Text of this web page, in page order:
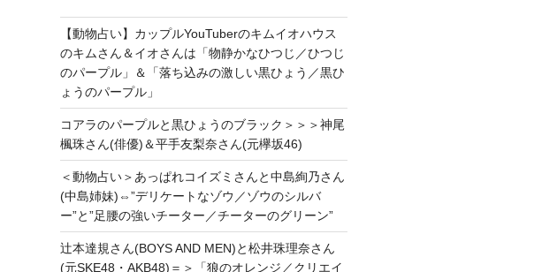
【動物占い】カップルYouTuberのキムイオハウス
のキムさん＆イオさんは「物静かなひつじ／ひつじ
のパープル」＆「落ち込みの激しい黒ひょう／黒ひ
ょうのパープル」
コアラのパープルと黒ひょうのブラック＞＞＞神尾
楓珠さん(俳優)＆平手友梨奈さん(元欅坂46)
＜動物占い＞あっぱれコイズミさんと中島絢乃さん
(中島姉妹)⇔”デリケートなゾウ／ゾウのシルバ
ー”と”足腰の強いチーター／チーターのグリーン”
辻本達規さん(BOYS AND MEN)と松井珠理奈さん
(元SKE48・AKB48)＝＞「狼のオレンジ／クリエイ